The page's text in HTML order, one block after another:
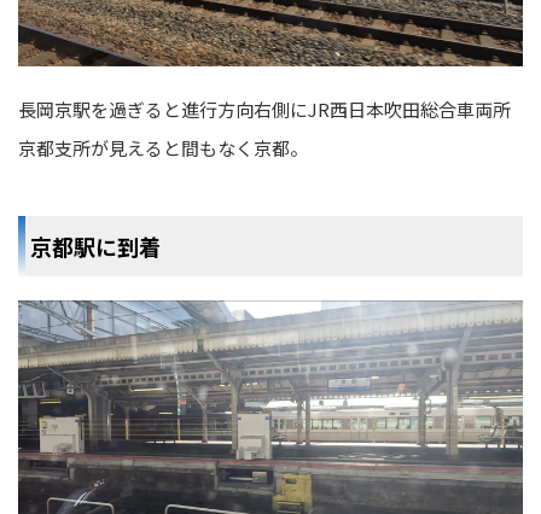
長岡京駅を過ぎると進行方向右側にJR西日本吹田総合車両所
京都支所が見えると間もなく京都。
京都駅に到着